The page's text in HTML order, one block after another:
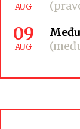
AUG
09
AUG